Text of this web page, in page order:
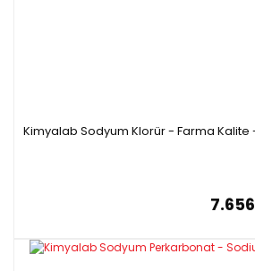
Kimyalab Sodyum Klorür - Farma